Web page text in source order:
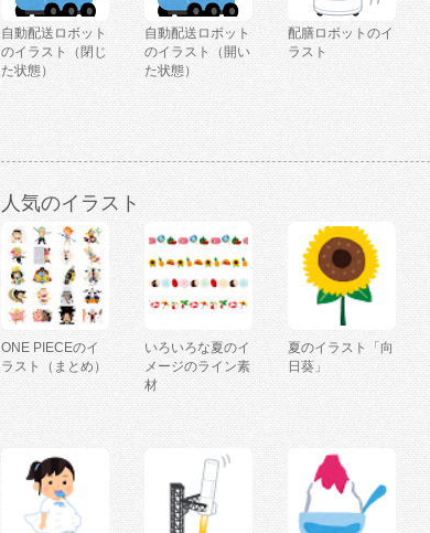
自動配送ロボット
のイラスト（閉じ
た状態）
自動配送ロボット
のイラスト（開い
た状態）
配膳ロボットのイ
ラスト
人気のイラスト
ONE PIECEのイ
ラスト（まとめ）
いろいろな夏のイ
メージのライン素
材
夏のイラスト「向
日葵」